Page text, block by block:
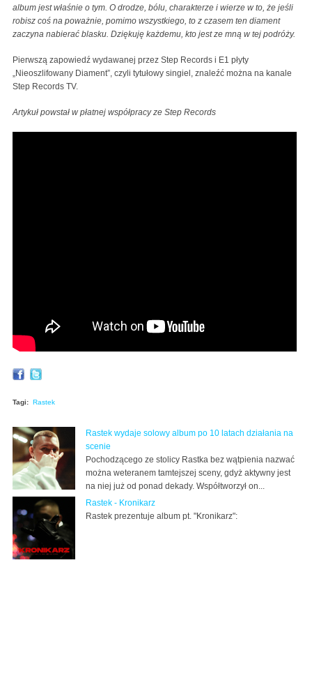
album jest właśnie o tym. O drodze, bólu, charakterze i wierze w to, że jeśli
robisz coś na poważnie, pomimo wszystkiego, to z czasem ten diament
zaczyna nabierać blasku. Dziękuję każdemu, kto jest ze mną w tej podróży.
Pierwszą zapowiedź wydawanej przez Step Records i E1 płyty
„Nieoszlifowany Diament”, czyli tytułowy singiel, znaleźć można na kanale
Step Records TV.
Artykuł powstał w płatnej współpracy ze Step Records
Tagi: Rastek
Rastek wydaje solowy album po 10 latach działania na
scenie
Pochodzącego ze stolicy Rastka bez wątpienia nazwać
można weteranem tamtejszej sceny, gdyż aktywny jest
na niej już od ponad dekady. Współtworzył on...
Rastek - Kronikarz
Rastek prezentuje album pt. "Kronikarz":